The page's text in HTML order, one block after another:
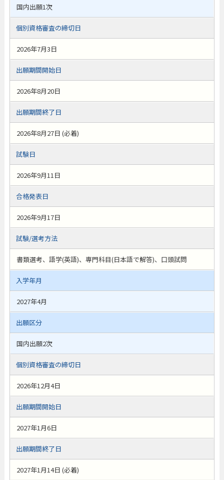
国内出願1次
個別資格審査の締切日
2026年7月3日
出願期間開始日
2026年8月20日
出願期間終了日
2026年8月27日 (必着)
試験日
2026年9月11日
合格発表日
2026年9月17日
試験/選考方法
書類選考、語学(英語)、専門科目(日本語で解答)、口頭試問
入学年月
2027年4月
出願区分
国内出願2次
個別資格審査の締切日
2026年12月4日
出願期間開始日
2027年1月6日
出願期間終了日
2027年1月14日 (必着)